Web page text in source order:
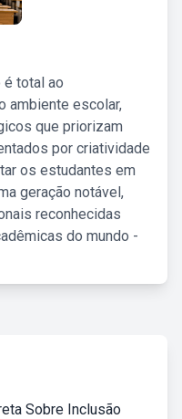
é total ao
ambiente escolar,
que priorizam
por criatividade
os estudantes em
geração notável,
reconhecidas
do mundo -
Sobre Inclusão